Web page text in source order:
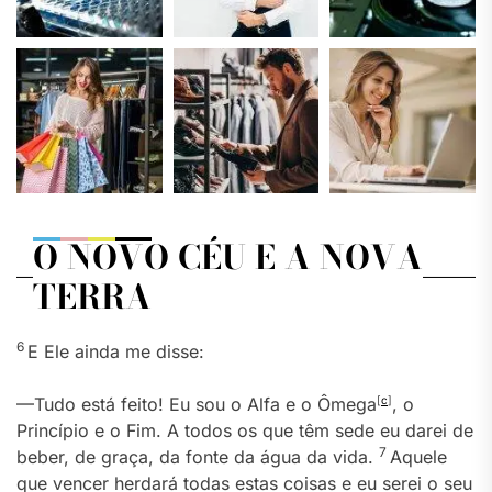
O NOVO CÉU E A NOVA
TERRA
6 E Ele ainda me disse:
—Tudo está feito! Eu sou o Alfa e o Ômega[c], o
Princípio e o Fim. A todos os que têm sede eu darei de
beber, de graça, da fonte da água da vida. 7 Aquele
que vencer herdará todas estas coisas e eu serei o seu